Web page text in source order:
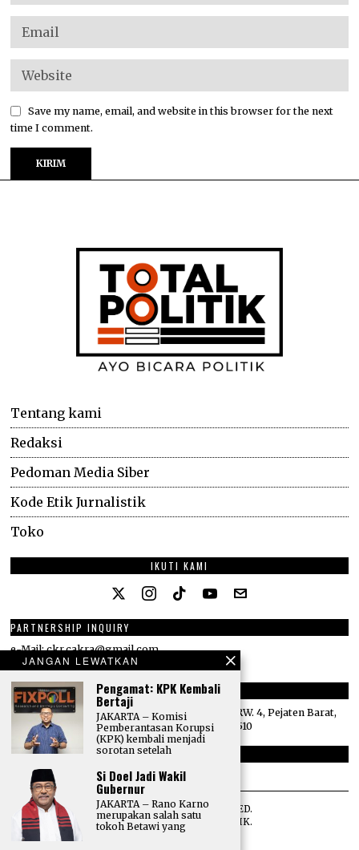
Save my name, email, and website in this browser for the next
time I comment.
Tentang kami
Redaksi
Pedoman Media Siber
Kode Etik Jurnalistik
Toko
IKUTI KAMI
PARTNERSHIP INQUIRY
e-Mail: ckr.cakra@gmail.com
Phone: +62 816 334 058
ALAMAT
Villa Mediapura No. 77H, Jl. Siaga Raya, RT. 14/RW. 4, Pejaten Barat,
Pasar Minggu, Jakarta Selatan, DKI Jakarta 12510
E-MAIL
redaksi@totalpolitik.com
©2026ALL RIGHTS RESERVED.
DESIGNED BYTOTAL POLITIK.
JANGAN LEWATKAN
Pengamat: KPK Kembali
Bertaji
JAKARTA – Komisi
Pemberantasan Korupsi
(KPK) kembali menjadi
sorotan setelah
Si Doel Jadi Wakil
Gubernur
JAKARTA – Rano Karno
merupakan salah satu
tokoh Betawi yang